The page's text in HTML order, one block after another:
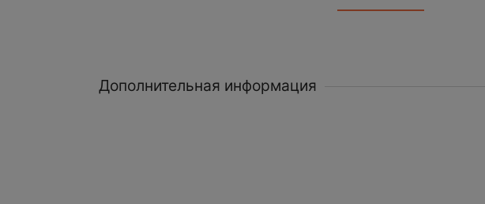
Дополнительная информация